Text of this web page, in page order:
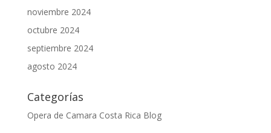
noviembre 2024
octubre 2024
septiembre 2024
agosto 2024
Categorías
Opera de Camara Costa Rica Blog